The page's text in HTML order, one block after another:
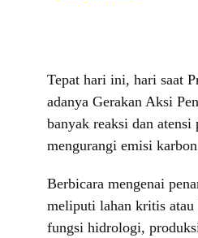
Tepat hari ini, hari saat
adanya Gerakan Aksi
banyak reaksi dan
mengurangi emisi
Berbicara mengenai
meliputi lahan kritis atau
fungsi hidrologi,